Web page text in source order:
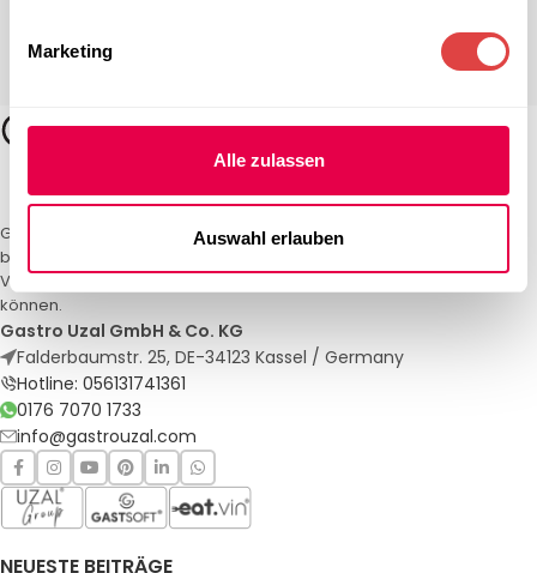
Marketing
Alle zulassen
Auswahl erlauben
Gastro Uzal – Ihr Spezialist für Gastronomiemöbel und -textilien. Wir
bieten maßgeschneiderte Lösungen für Restaurants, Hotels und
Veranstaltungen. Qualität und Service, auf die Sie sich verlassen
können.
Gastro Uzal GmbH & Co. KG
Falderbaumstr. 25, DE-34123 Kassel / Germany
Hotline: 056131741361
0176 7070 1733
info@gastrouzal.com
NEUESTE BEITRÄGE